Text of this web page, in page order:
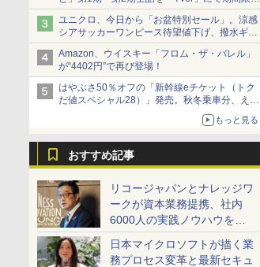
で順次無料配信開始
ユニクロ、今日から「お盆特別セール」。涼感
シアサッカーワンピース待望値下げ、撥水ギア
ショーツは1990円に
Amazon、ウイスキー「フロム・ザ・バレル」
が“4402円”で再び登場！
はやぶさ50％オフの「新幹線eチケット（トク
だ値スペシャル28）」発売。秋冬乗車分、えき
もっと見る
おすすめ記事
リコージャパンとナレッジワ
ークが資本業務提携、社内
6000人の実践ノウハウを生
かした「AI商談記録 for
RICOH」を展開へ
日本マイクロソフトが描く業
務プロセス変革と最新セキュ